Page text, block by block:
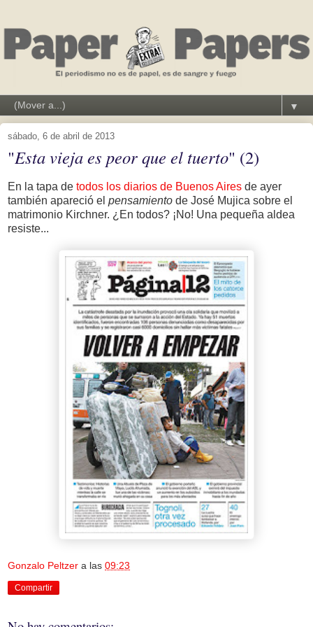
▼
sábado, 6 de abril de 2013
"Esta vieja es peor que el tuerto" (2)
En la tapa de todos los diarios de Buenos Aires de ayer
también apareció el pensamiento de José Mujica sobre el
matrimonio Kirchner. ¿En todos? ¡No! Una pequeña aldea
resiste...
Gonzalo Peltzer a las 09:23
Compartir